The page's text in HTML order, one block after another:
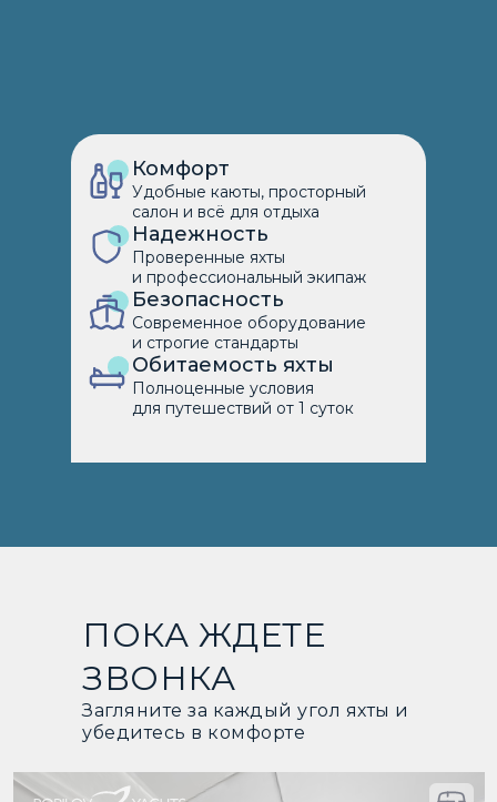
Комфорт
Удобные каюты, просторный
салон и всё для отдыха
Надежность
Проверенные яхты
и профессиональный экипаж
Безопасность
Современное оборудование
и строгие стандарты
Обитаемость яхты
Полноценные условия
для путешествий от 1 суток
ПОКА ЖДЕТЕ
ЗВОНКА
Загляните за каждый угол яхты и
убедитесь в комфорте